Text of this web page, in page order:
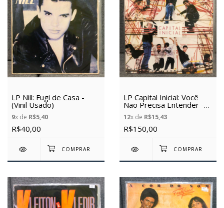
LP Nill: Fugi de Casa -
(Vinil Usado)
9x de R$5,40
R$40,00
LP Capital Inicial: Você
Não Precisa Entender -
(1986) - (Vinil Usado)
12x de R$15,43
R$150,00